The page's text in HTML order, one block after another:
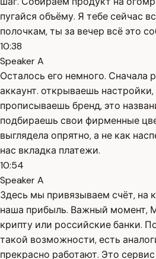
пугайся объёму. Я тебе сейчас
полочкам, ты за вечер всё это
10:38
Speaker A
Осталось его немного. Сначала
аккаунт. открываешь
прописываешь бренд, это
подбираешь свои фирменные
выглядела опрятно, а не как
нас вкладка платежи.
10:54
Speaker A
Здесь мы привязываем счёт, на
наша прибыль. Важный момент,
крипту или российские банки.
такой возможности, есть
прекрасно работают. Это